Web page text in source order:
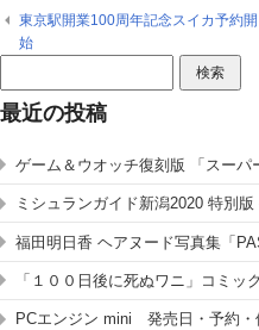
東京駅開業100周年記念スイカ予約開
始
索:
最近の投稿
ゲーム＆ウオッチ復刻版 「スーパ
ミシュランガイド新潟2020 特別版
福田明日香 ヘアヌード写真集「
「１００日後に死ぬワニ」コミッ
PCエンジン mini 発売日・予約・